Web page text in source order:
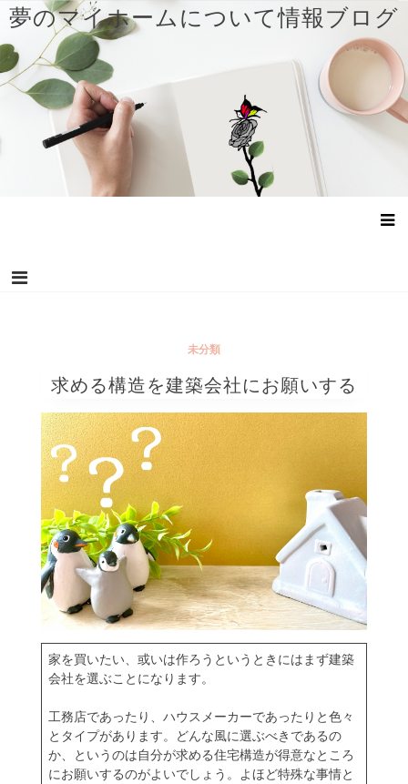
コ
ン
テ
ン
ツ
キ
夢のマイホームについて情報ブログ
未分類
求める構造を建築会社にお願いする
家を買いたい、或いは作ろうというときにはまず建築
会社を選ぶことになります。
工務店であったり、ハウスメーカーであったりと色々
とタイプがあります。どんな風に選ぶべきであるの
か、というのは自分が求める住宅構造が得意なところ
にお願いするのがよいでしょう 。よほど特殊な事情と